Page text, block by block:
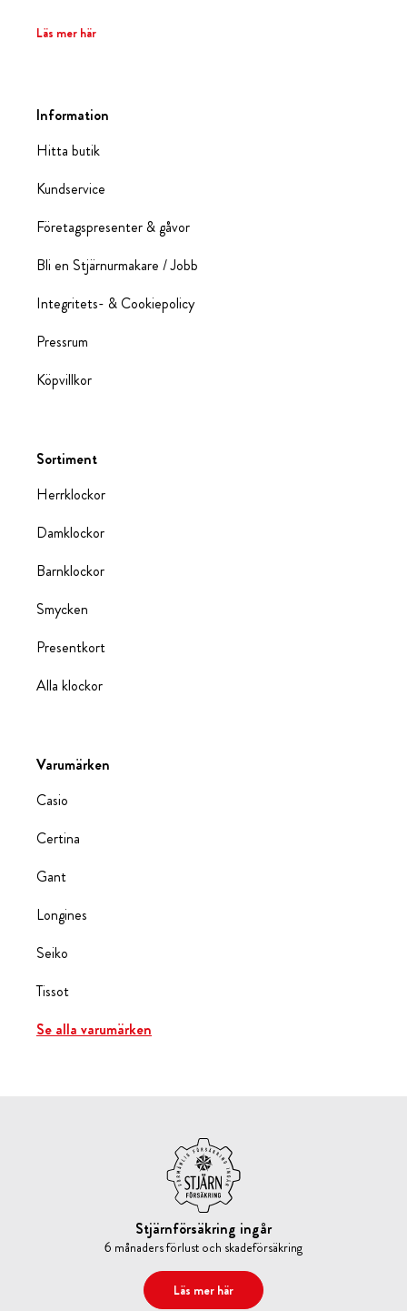
Läs mer här
Information
Hitta butik
Kundservice
Företagspresenter & gåvor
Bli en Stjärnurmakare / Jobb
Integritets- & Cookiepolicy
Pressrum
Köpvillkor
Sortiment
Herrklockor
Damklockor
Barnklockor
Smycken
Presentkort
Alla klockor
Varumärken
Casio
Certina
Gant
Longines
Seiko
Tissot
Se alla varumärken
Stjärnförsäkring ingår
6 månaders förlust och skadeförsäkring
Läs mer här